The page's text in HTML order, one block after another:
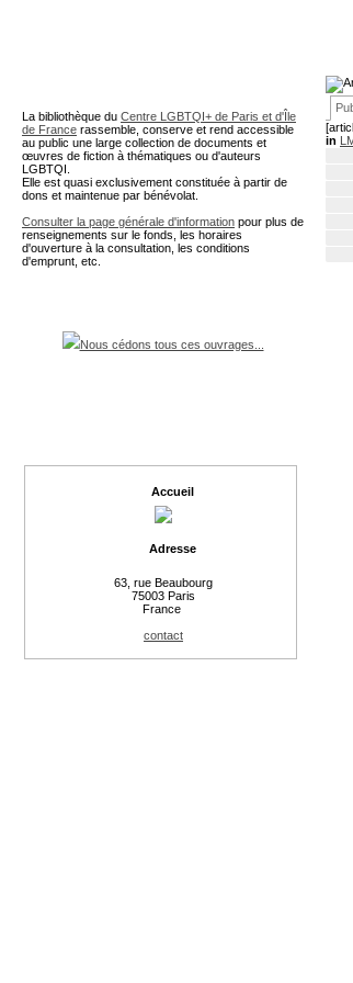
in
La bibliothèque du Centre LGBTQI+ de Paris et d'Île
de France rassemble, conserve et rend accessible
au public une large collection de documents et
œuvres de fiction à thématiques ou d'auteurs
LGBTQI.
Elle est quasi exclusivement constituée à partir de
dons et maintenue par bénévolat.
Consulter la page générale d'information pour plus de
renseignements sur le fonds, les horaires
d'ouverture à la consultation, les conditions
d'emprunt, etc.
Nous cédons tous ces ouvrages...
Accueil
Adresse
63, rue Beaubourg
75003 Paris
France
contact